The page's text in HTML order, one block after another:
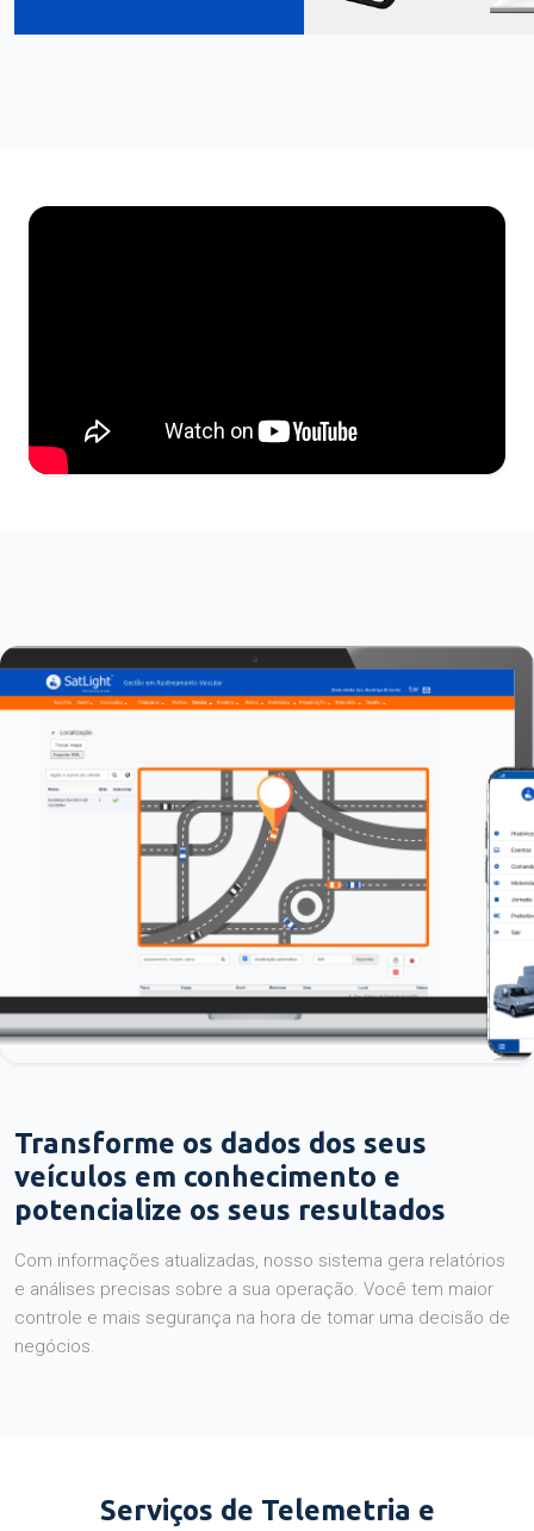
Transforme os dados dos seus
veículos em conhecimento e
potencialize os seus resultados
Com informações atualizadas, nosso sistema gera relatórios
e análises precisas sobre a sua operação. Você tem maior
controle e mais segurança na hora de tomar uma decisão de
negócios.
Serviços de Telemetria e